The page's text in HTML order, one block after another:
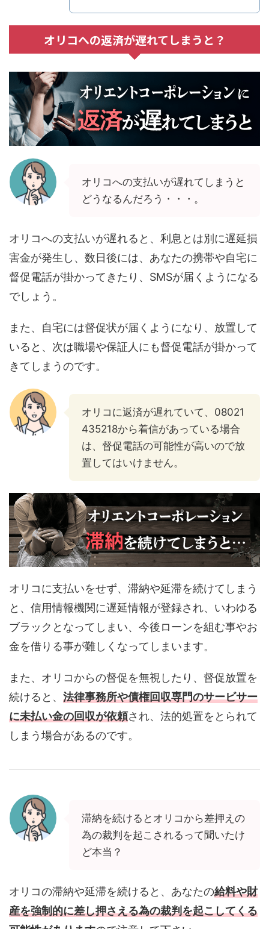
オリコへの返済が遅れてしまうと？
オリコへの支払いが遅れてしまうと
どうなるんだろう・・・。
オリコへの支払いが遅れると、利息とは別に遅延損
害金が発生し、数日後には、あなたの携帯や自宅に
督促電話が掛かってきたり、SMSが届くようになる
でしょう。
また、自宅には督促状が届くようになり、放置して
いると、次は職場や保証人にも督促電話が掛かって
きてしまうのです。
オリコに返済が遅れていて、08021
435218から着信があっている場合
は、督促電話の可能性が高いので放
置してはいけません。
オリコに支払いをせず、滞納や延滞を続けてしまう
と、信用情報機関に遅延情報が登録され、いわゆる
ブラックとなってしまい、今後ローンを組む事やお
金を借りる事が難しくなってしまいます。
また、オリコからの督促を無視したり、督促放置を
続けると、 法律事務所や債権回収専門のサービサー
に未払い金の回収が依頼され、法的処置をとられて
しまう場合があるのです。
滞納を続けるとオリコから差押えの
為の裁判を起こされるって聞いたけ
ど本当？
オリコの滞納や延滞を続けると、あなたの給料や財
産を強制的に差し押さえる為の裁判を起こしてくる